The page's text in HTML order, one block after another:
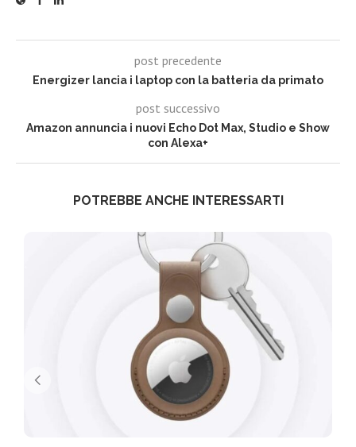
post precedente
Energizer lancia i laptop con la batteria da primato
post successivo
Amazon annuncia i nuovi Echo Dot Max, Studio e Show
con Alexa+
POTREBBE ANCHE INTERESSARTI